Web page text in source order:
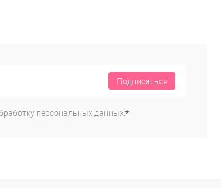
Подписаться
персональных данных. *